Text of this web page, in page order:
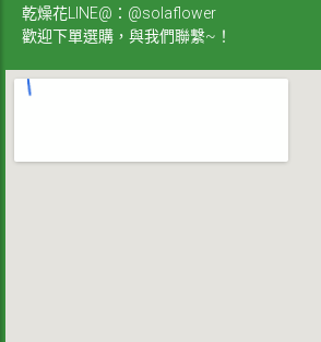
乾燥花LINE@：@solaflower
歡迎下單選購，與我們聯繫~！